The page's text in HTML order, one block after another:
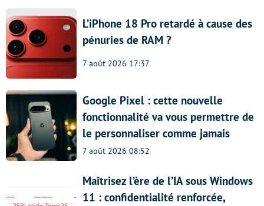
L’iPhone 18 Pro retardé à cause des
pénuries de RAM ?
7 août 2026 17:37
Google Pixel : cette nouvelle
fonctionnalité va vous permettre de
le personnaliser comme jamais
7 août 2026 08:52
Maîtrisez l’ère de l’IA sous Windows
11 : confidentialité renforcée,